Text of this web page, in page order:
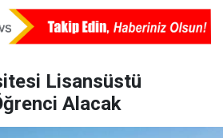
Lisansüstü
Alacak